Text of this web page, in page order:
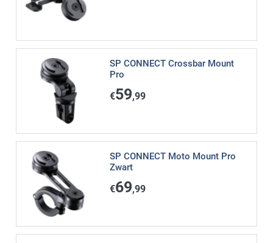
SP CONNECT Crossbar Mount
Pro
€59,99
SP CONNECT Moto Mount Pro
Zwart
€69,99